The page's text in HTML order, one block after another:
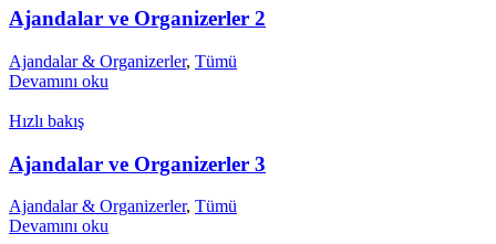
Ajandalar ve Organizerler 2
Ajandalar & Organizerler, Tümü
Devamını oku
Hızlı bakış
Ajandalar ve Organizerler 3
Ajandalar & Organizerler, Tümü
Devamını oku